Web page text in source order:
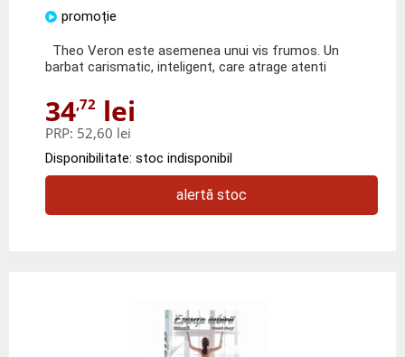
promoție
Theo Veron este asemenea unui vis frumos. Un
barbat carismatic, inteligent, care atrage atenti
34,72 lei
PRP: 52,60 lei
Disponibilitate: stoc indisponibil
alertă stoc